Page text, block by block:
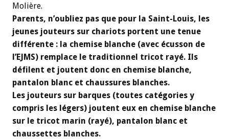
Molière.
Parents, n’oubliez pas que pour la Saint-Louis, les
jeunes jouteurs sur chariots portent une tenue
différente : la chemise blanche (avec écusson de
l’EJMS) remplace le traditionnel tricot rayé. Ils
défilent et joutent donc en chemise blanche,
pantalon blanc et chaussures blanches.
Les jouteurs sur barques (toutes catégories y
compris les légers) joutent eux en chemise blanche
sur le tricot marin (rayé), pantalon blanc et
chaussettes blanches.